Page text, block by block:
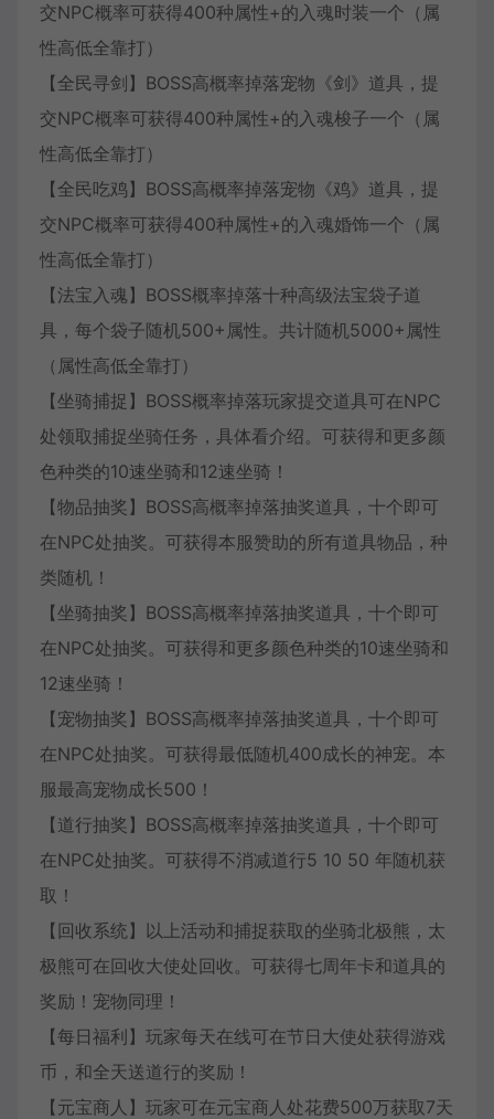
交NPC概率可获得400种属性+的入魂时装一个（属
性高低全靠打）
【全民寻剑】BOSS高概率掉落宠物《剑》道具，提
交NPC概率可获得400种属性+的入魂梭子一个（属
性高低全靠打）
【全民吃鸡】BOSS高概率掉落宠物《鸡》道具，提
交NPC概率可获得400种属性+的入魂婚饰一个（属
性高低全靠打）
【法宝入魂】BOSS概率掉落十种高级法宝袋子道
具，每个袋子随机500+属性。共计随机5000+属性
（属性高低全靠打）
【坐骑捕捉】BOSS概率掉落玩家提交道具可在NPC
处领取捕捉坐骑任务，具体看介绍。可获得和更多颜
色种类的10速坐骑和12速坐骑！
【物品抽奖】BOSS高概率掉落抽奖道具，十个即可
在NPC处抽奖。可获得本服赞助的所有道具物品，种
类随机！
【坐骑抽奖】BOSS高概率掉落抽奖道具，十个即可
在NPC处抽奖。可获得和更多颜色种类的10速坐骑和
12速坐骑！
【宠物抽奖】BOSS高概率掉落抽奖道具，十个即可
在NPC处抽奖。可获得最低随机400成长的神宠。本
服最高宠物成长500！
【道行抽奖】BOSS高概率掉落抽奖道具，十个即可
在NPC处抽奖。可获得不消减道行5 10 50 年随机获
取！
【回收系统】以上活动和捕捉获取的坐骑北极熊，太
极熊可在回收大使处回收。可获得七周年卡和道具的
奖励！宠物同理！
【每日福利】玩家每天在线可在节日大使处获得游戏
币，和全天送道行的奖励！
【元宝商人】玩家可在元宝商人处花费500万获取7天